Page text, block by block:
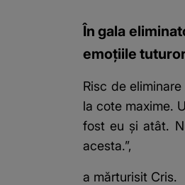
În gala
emoțiile
Risc de
la cote maxime.
fost eu și atât.
acesta.”,
a mărturisit Cris.